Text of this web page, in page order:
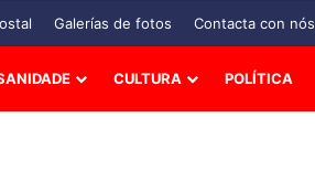
Galerías de fotos Contacta con nós
CULTURA POLÍTICA